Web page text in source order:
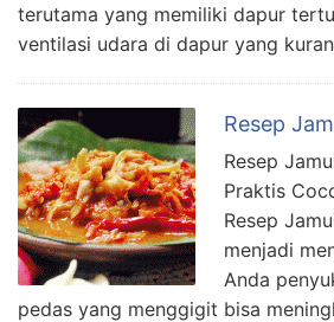
terutama yang memiliki dapur
ventilasi udara di dapur yang
Resep
Resep
Praktis
Resep
menjadi
Anda
pedas yang menggigit bisa